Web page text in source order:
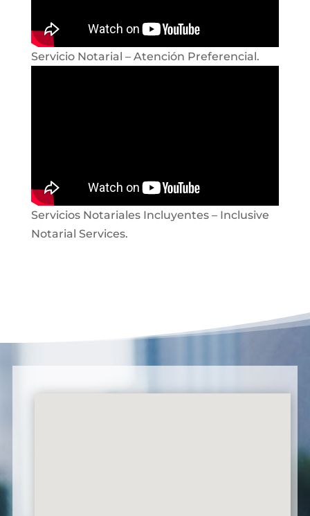
Servicio Notarial – Atención Preferencial.
Servicios Notariales Incluyentes – Inclusive
Notarial Services.